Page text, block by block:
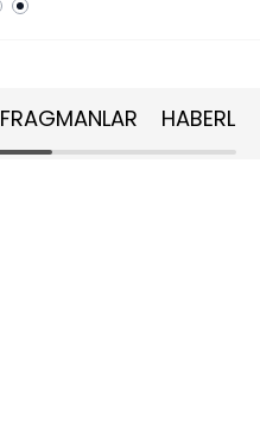
FRAGMANLAR HABERLER